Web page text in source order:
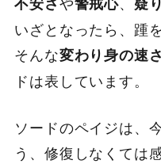
いざとなったら、踵
そんな変わり身の速さ
ドは表しています。
ソードのペイジは、
う、修復しなくては